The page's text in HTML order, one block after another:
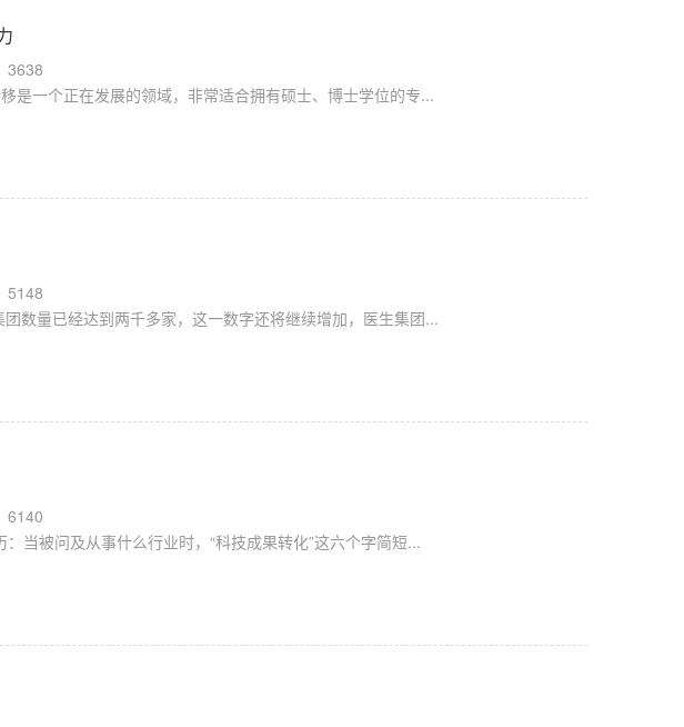
3638
是一个正在发展的领域，非常适合拥有硕士、博士学位的专...
5148
数量已经达到两千多家，这一数字还将继续增加，医生集团...
6140
当被问及从事什么行业时，“科技成果转化”这六个字简短...